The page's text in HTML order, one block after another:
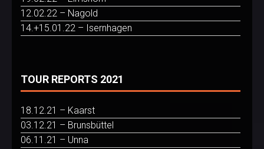
12.02.22 – Nagold
14.+15.01.22 – Isernhagen
TOUR REPORTS 2021
18.12.21 – Kaarst
03.12.21 – Brunsbüttel
06.11.21 – Unna